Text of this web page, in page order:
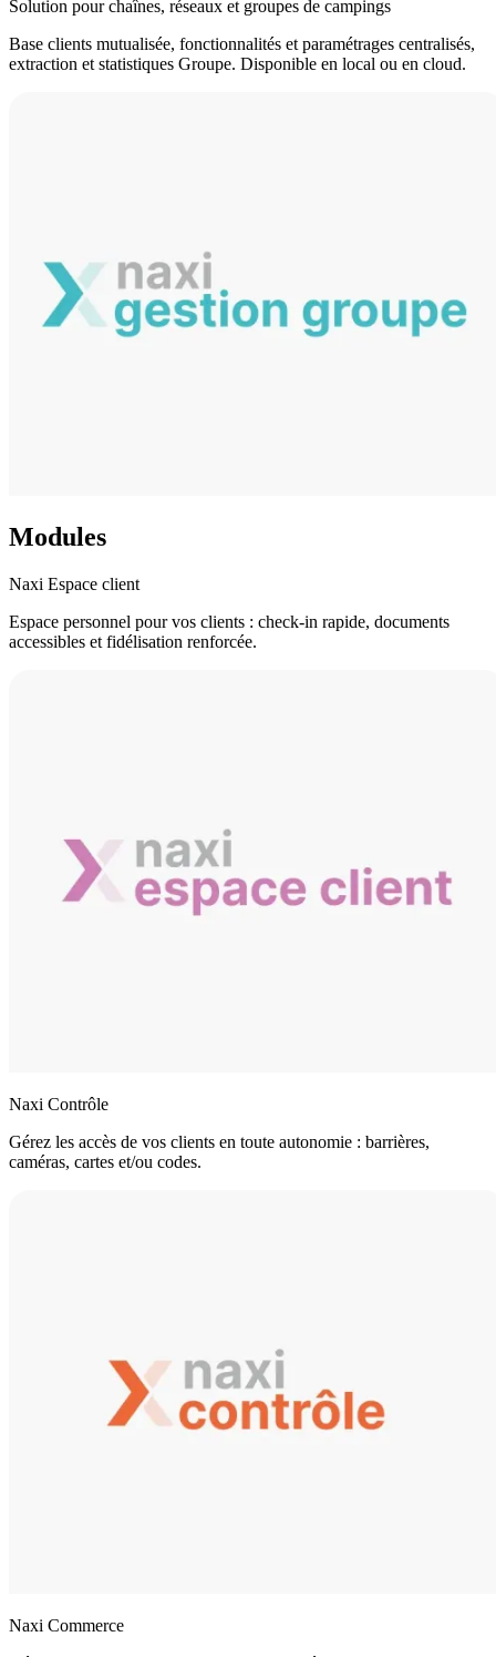
Solution pour chaînes, réseaux et groupes de campings
Base clients mutualisée, fonctionnalités et paramétrages centralisés,
extraction et statistiques Groupe. Disponible en local ou en cloud.
Modules
Naxi Espace client
Espace personnel pour vos clients : check-in rapide, documents
accessibles et fidélisation renforcée.
Naxi Contrôle
Gérez les accès de vos clients en toute autonomie : barrières,
caméras, cartes et/ou codes.
Naxi Commerce